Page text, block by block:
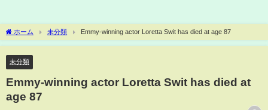
ホーム 未分類 Emmy-winning actor Loretta Swit has died at age 87
未分類
Emmy-winning actor Loretta Swit has died at
age 87